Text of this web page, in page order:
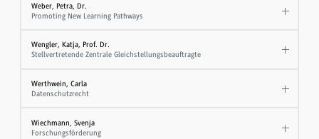
Weber, Petra, Dr.
Promoting New Learning Pathways
Wengler, Katja, Prof. Dr.
Stellvertretende Zentrale Gleichstellungsbeauftragte
Werthwein, Carla
Datenschutzrecht
Wiechmann, Svenja
Forschungsförderung